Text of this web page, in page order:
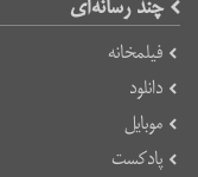
چند رسانه‌ای
فیلمخانه
دانلود
موبایل
پادکست